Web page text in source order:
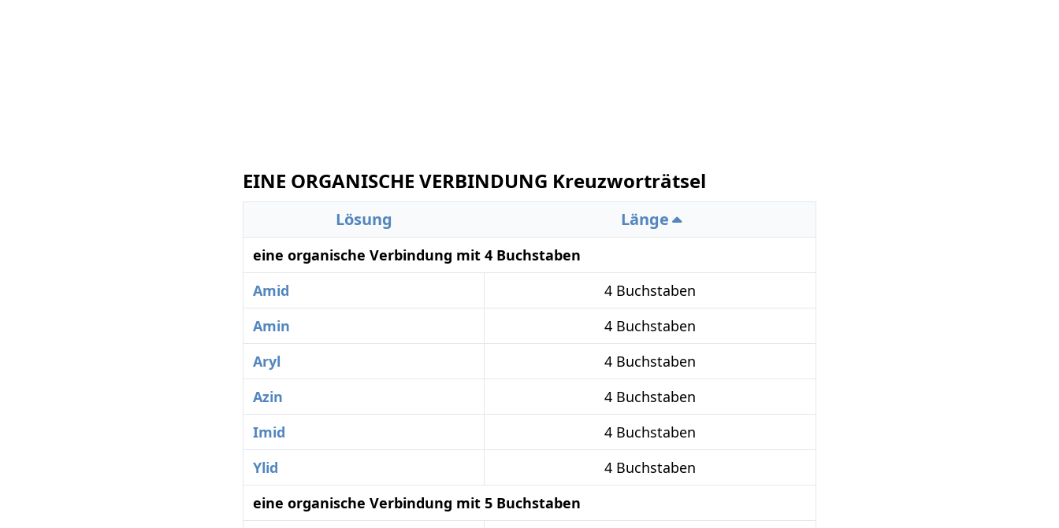
EINE ORGANISCHE VERBINDUNG Kreuzworträtsel
Lösung Länge
eine organische Verbindung mit 4 Buchstaben
Amid
4 Buchstaben
Amin
4 Buchstaben
Aryl
4 Buchstaben
Azin
4 Buchstaben
Imid
4 Buchstaben
Ylid
4 Buchstaben
eine organische Verbindung mit 5 Buchstaben